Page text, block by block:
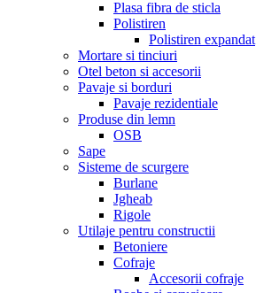
Plasa fibra de sticla
Polistiren
Polistiren expandat
Mortare si tinciuri
Otel beton si accesorii
Pavaje si borduri
Pavaje rezidentiale
Produse din lemn
OSB
Sape
Sisteme de scurgere
Burlane
Jgheab
Rigole
Utilaje pentru constructii
Betoniere
Cofraje
Accesorii cofraje